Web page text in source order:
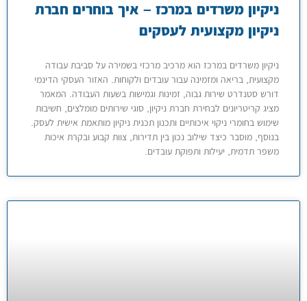
ניקיון משרדים במרכז – איך בוחרים חברת
ניקיון מקצועית לעסקים
ניקיון משרדים במרכז הוא מרכיב מרכזי בשמירה על סביבת עבודה
מקצועית, בריאה ומזמינה עבור עובדים ולקוחות. האזור העסקי הדינמי
דורש סטנדרט שירות גבוה, זמינות וגמישות בשעות העבודה. המאמר
מציג קריטריונים לבחירת חברת ניקיון, סוגי שירותים מומלצים, חשיבות
שימוש בחומרי ניקוי איכותיים ותכנון תכנית ניקיון מותאמת אישית לעסק.
בנוסף, מוסבר כיצד שילוב נכון בין תדירות, צוות קבוע ובקרת איכות
משפר תדמית, יעילות ותפוקת עובדים.